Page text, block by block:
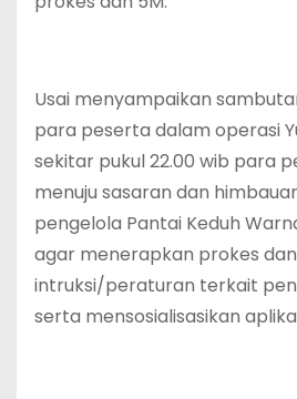
Usai menyampaikan
para peserta dalam operasi
sekitar pukul 22.00 wib para
menuju sasaran dan
pengelola Pantai Keduh
agar menerapkan prokes
intruksi/peraturan terkait
serta mensosialisasikan